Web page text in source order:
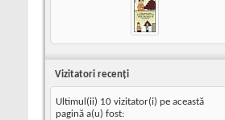
Vizitatori recenţi
Ultimul(ii) 10 vizitator(i) pe această
pagină a(u) fost: